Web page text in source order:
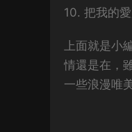
10. 把我的
上面就是小
情還是在，
一些浪漫唯